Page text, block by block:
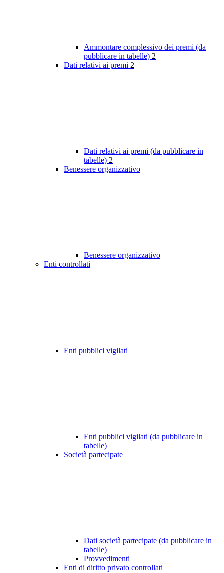
Ammontare complessivo dei premi (da
pubblicare in tabelle) 2
Dati relativi ai premi 2
Dati relativi ai premi (da pubblicare in
tabelle) 2
Benessere organizzativo
Benessere organizzativo
Enti controllati
Enti pubblici vigilati
Enti pubblici vigilati (da pubblicare in
tabelle)
Società partecipate
Dati società partecipate (da pubblicare in
tabelle)
Provvedimenti
Enti di diritto privato controllati